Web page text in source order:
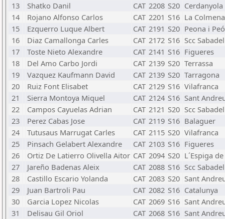
13
Shatko Danil CAT 2208 S20
14
Rojano Alfonso Carlos CAT 2201 S16 La Colmena
15
Ezquerro Luque Albert CAT 2191 S20 Peona i Peó
16
Diaz Camallonga Carles CAT 2172 S16 Scc
17
Toste Nieto Alexandre CAT 2141 S16 Figueres
18
Del Amo Carbo Jordi CAT 2139 S20 Terrassa
19
Vazquez Kaufmann David CAT 2139 S20 Tarragona
20
Ruiz Font Elisabet CAT 2129 S16 Vilafranca
21
Sierra Montoya Miquel CAT 2124 S16 Sant
22
Campos Cayuelas Adrian CAT 2121 S20 Scc
23
Perez Cabas Jose CAT 2119 S16 Balaguer
24
Tutusaus Marrugat Carles CAT 2115 S20 Vilafranca
25
Pinsach Gelabert Alexandre CAT 2103 S16 Figueres
26
Ortiz De Latierro Olivella Aitor CAT 2094 S20 L´Espiga
27
Jareño Badenas Aleix CAT 2088 S16 Scc
28
Castillo Escario Yolanda CAT 2083 S20 Sant
29
Juan Bartroli Pau CAT 2082 S16 Catalunya
30
Garcia Lopez Nicolas CAT 2069 S16 Sant
31
Delisau Gil Oriol CAT 2068 S16 Sant